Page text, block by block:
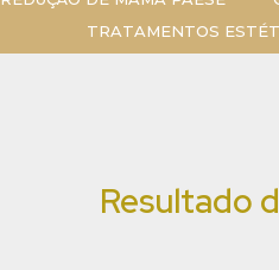
TRATAMENTOS
Resultado